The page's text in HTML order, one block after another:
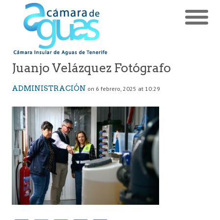
Juanjo Velázquez Fotógrafo
ADMINISTRACIÓN on 6 febrero, 2025 at 10:29